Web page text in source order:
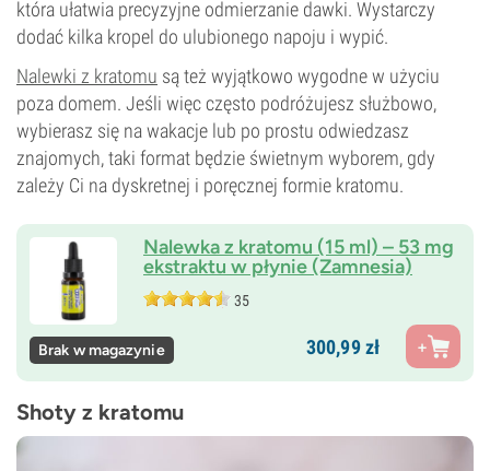
która ułatwia precyzyjne odmierzanie dawki. Wystarczy
dodać kilka kropel do ulubionego napoju i wypić.
Nalewki z kratomu są też wyjątkowo wygodne w użyciu
poza domem. Jeśli więc często podróżujesz służbowo,
wybierasz się na wakacje lub po prostu odwiedzasz
znajomych, taki format będzie świetnym wyborem, gdy
zależy Ci na dyskretnej i poręcznej formie kratomu.
Nalewka z kratomu (15 ml) – 53 mg
ekstraktu w płynie (Zamnesia)
35
Brak w magazynie 300,99zł
Shoty z kratomu